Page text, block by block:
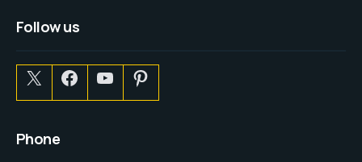
Follow us
Phone